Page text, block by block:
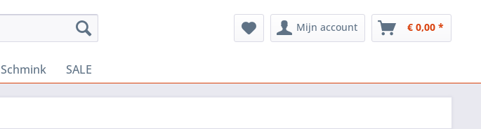
Mijn account € 0,00 *
Schmink SALE